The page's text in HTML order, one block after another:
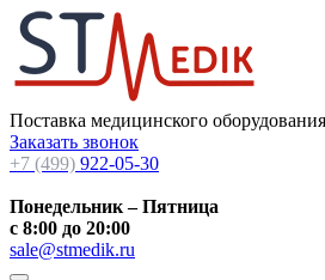
Поставка медицинского оборудования
Заказать звонок
+7 (499) 922-05-30
Понедельник – Пятница
с 8:00 до 20:00
sale@stmedik.ru